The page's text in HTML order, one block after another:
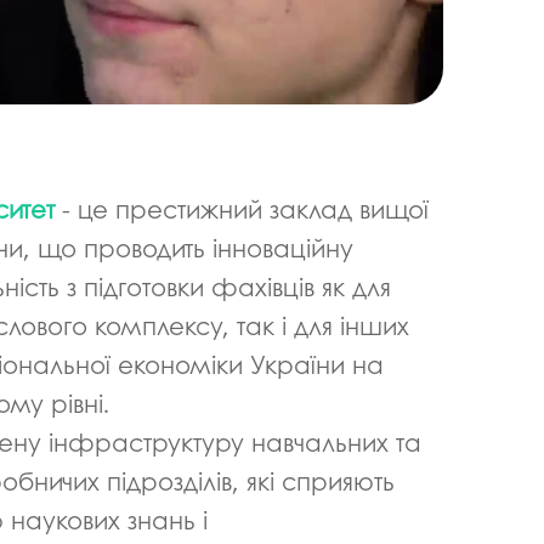
Інформальна
з якості вищої
та забезпечення
ПДАУ
напряму Жан Моне: SuTCom
UniClaD: Erasmus+KA2 /
Expertise Center «MILK LOCAL
Аспірантура і докторантура
Наукові підрозділи
(лабораторії, центри)
Добровільні громадські
об’єднання з питань науки
Спеціалізована вчена рада
Наукові праці
Наукометричні бази
Міжнародні проєкти
Науково-технічні заходи
Інформація щодо виконання
- це престижний заклад вищої
що проводить інноваційну
з підготовки фахівців як для
комплексу, так і для інших
економіки України на
рівні.
інфраструктуру навчальних та
підрозділів, які сприяють
знань і